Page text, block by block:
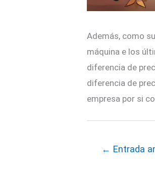
Además, como
máquina e los
diferencia de
diferencia de
empresa por si
← Entrada